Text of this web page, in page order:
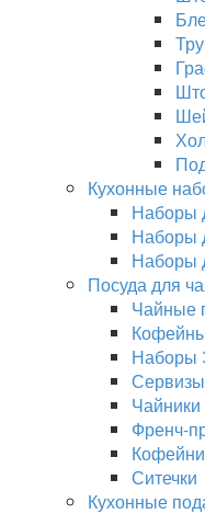
Кухонные
Наборы
Наборы
Наборы
Посуда для
Чайные
Наборы
Сервизы
Чайники
Френч-
Ситечки
Кухонные